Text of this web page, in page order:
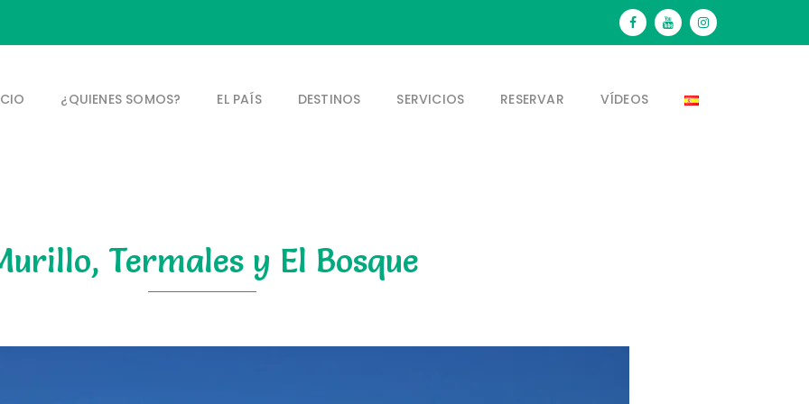
¿QUIENES SOMOS? EL PAÍS DESTINOS SERVICIOS RESERVAR VÍDEOS
Termales y El Bosque